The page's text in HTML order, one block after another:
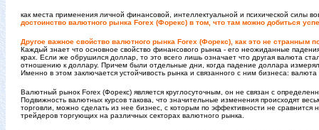
как места применения личной финансовой, интеллектуальной и психической силы
достоинство валютного рынка Forex (Форекс) в том, что там можно добиться
Другое важное свойство валютного рынка Forex (Форекс), как это не странным
Каждый знает что основное свойство финансового рынка - его неожиданные
крах. Если же обрушился доллар, то это всего лишь означает что другая валюта
отношению к доллару. Причем были отдельные дни, когда падение доллара
Именно в этом заключается устойчивость рынка и связанного с ним бизнеса:
Валютный рынок Forex (Форекс) является круглосуточным, он не связан с
Подвижность валютных курсов такова, что значительные изменения происходят
торговли, можно сделать из нее бизнес, с которым по эффективности не
трейдеров торгующих на различных секторах валютного рынка.